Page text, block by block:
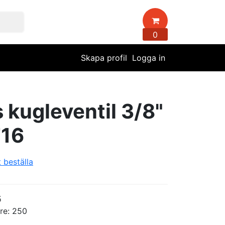
0
Logga in
Skapa profil
kugleventil 3/8"
beställa
250